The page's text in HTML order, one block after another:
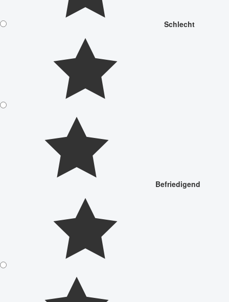
Schlecht
Befriedigend